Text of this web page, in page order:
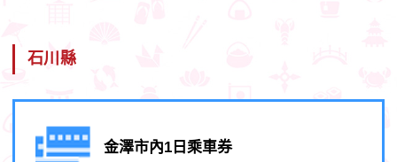
石川縣
金澤市內1日乘車券